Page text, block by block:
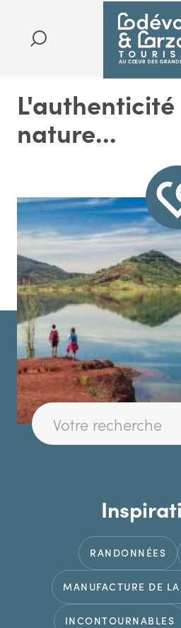
nature...
RANDONNÉES
MANUFACTURE DE
INCONTOURNABLES